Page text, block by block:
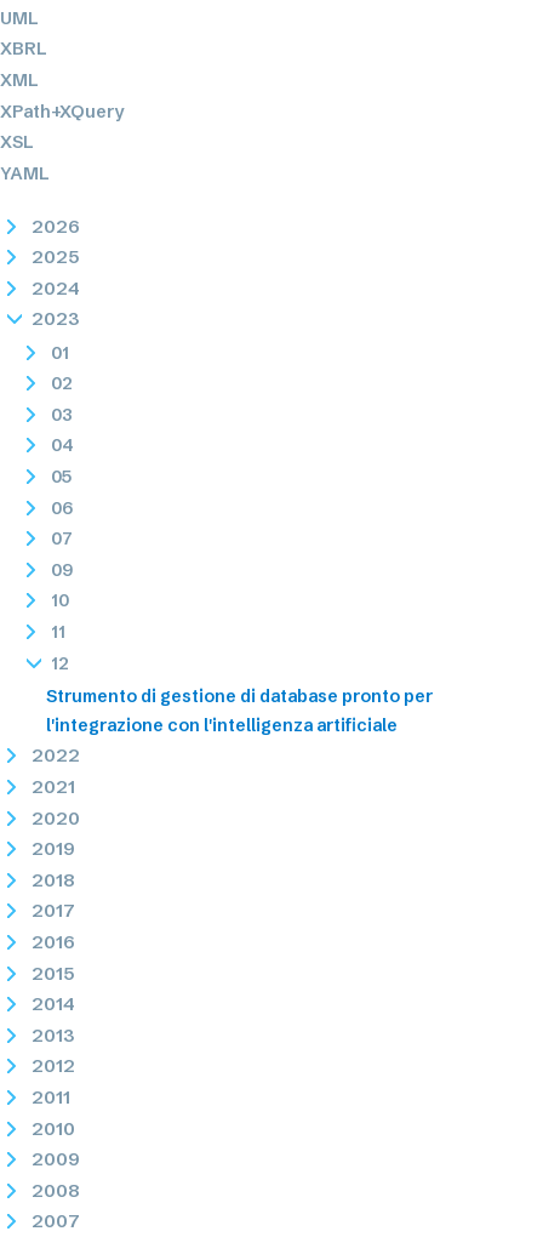
UML
XBRL
XML
XPath+XQuery
XSL
YAML
2026
2025
2024
2023
01
02
03
04
05
06
07
09
10
11
12
Strumento di gestione di database pronto per
l'integrazione con l'intelligenza artificiale
2022
2021
2020
2019
2018
2017
2016
2015
2014
2013
2012
2011
2010
2009
2008
2007